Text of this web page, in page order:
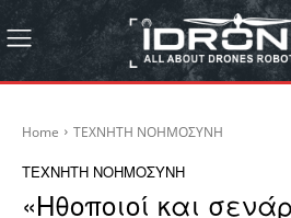
Home ΤΕΧΝΗΤΗ ΝΟΗΜΟΣΥΝΗ
ΤΕΧΝΗΤΗ ΝΟΗΜΟΣΥΝΗ
«Ηθοποιοί και